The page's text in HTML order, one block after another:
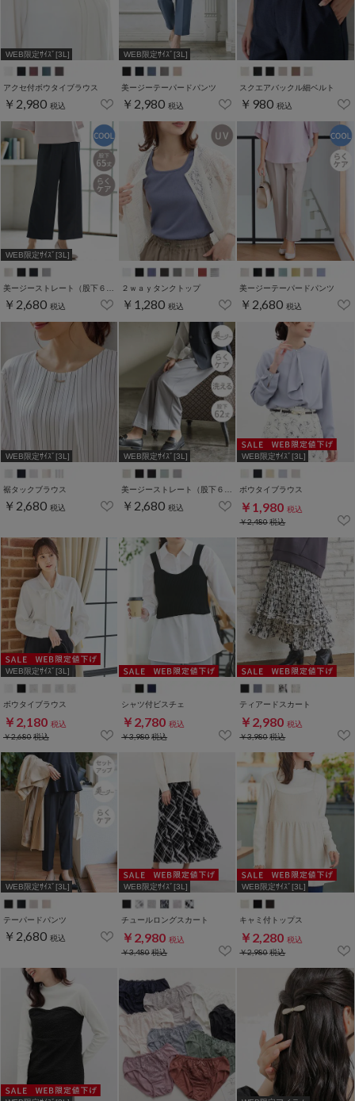
WEB限定ｻｲｽﾞ[3L]
アクセ付ボウタイブラウス
￥2,980 税込
WEB限定ｻｲｽﾞ[3L]
美ージーテーパードパンツ
￥2,980 税込
スクエアバックル細ベルト
￥980 税込
WEB限定ｻｲｽﾞ[3L]
￥2,680 税込
２ｗａｙタンクトップ
￥1,280 税込
美ージーテーパードパンツ
￥2,680 税込
WEB限定ｻｲｽﾞ[3L]
裾タックブラウス
￥2,680 税込
WEB限定ｻｲｽﾞ[3L]
￥2,680 税込
WEB限定ｻｲｽﾞ[3L]
ボウタイブラウス
￥1,980 税込
￥2,480税込
WEB限定ｻｲｽﾞ[3L]
ボウタイブラウス
￥2,180 税込
￥2,680税込
シャツ付ビスチェ
￥2,780 税込
￥3,980税込
ティアードスカート
￥2,980 税込
￥3,980税込
WEB限定ｻｲｽﾞ[3L]
テーパードパンツ
￥2,680 税込
WEB限定ｻｲｽﾞ[3L]
チュールロングスカート
￥2,980 税込
￥3,480税込
WEB限定ｻｲｽﾞ[3L]
キャミ付トップス
￥2,280 税込
￥2,980税込